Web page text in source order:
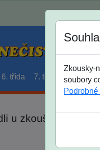
6. třída 7. třída 8. třída
u zkoušek na
Zkousky-
soubory